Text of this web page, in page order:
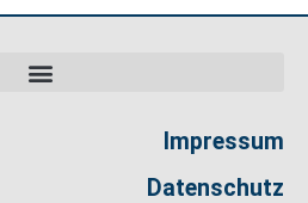
Impressum
Datenschutz